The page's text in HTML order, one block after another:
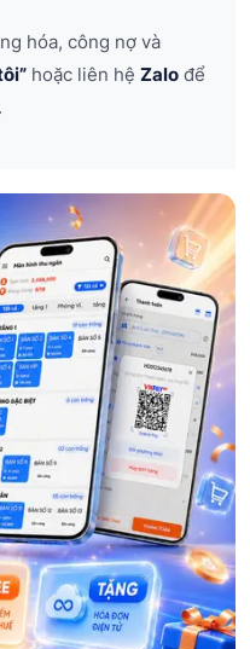
hóa, công nợ và
hoặc liên hệ Zalo để